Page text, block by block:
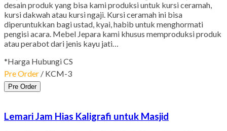
desain produk yang bisa kami produksi untuk kursi ceramah,
kursi dakwah atau kursi ngaji. Kursi ceramah ini bisa
diperuntukkan bagi ustad, kyai, habib untuk menghormati
pengisi acara. Mebel Jepara kami khusus memproduksi produk
atau perabot dari jenis kayu jati…
*Harga Hubungi CS
Pre Order / KCM-3
Pre Order
Lemari Jam Hias Kaligrafi untuk Masjid